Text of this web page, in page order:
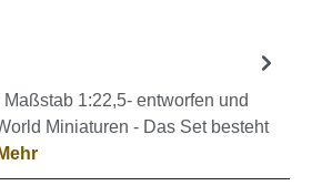
1:22,5- entworfen und
Miniaturen - Das Set besteht
Mehr